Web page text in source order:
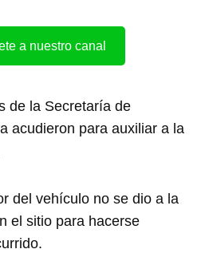
a nuestro canal
de la Secretaría de
acudieron para auxiliar a la
del vehículo no se dio a la
el sitio para hacerse